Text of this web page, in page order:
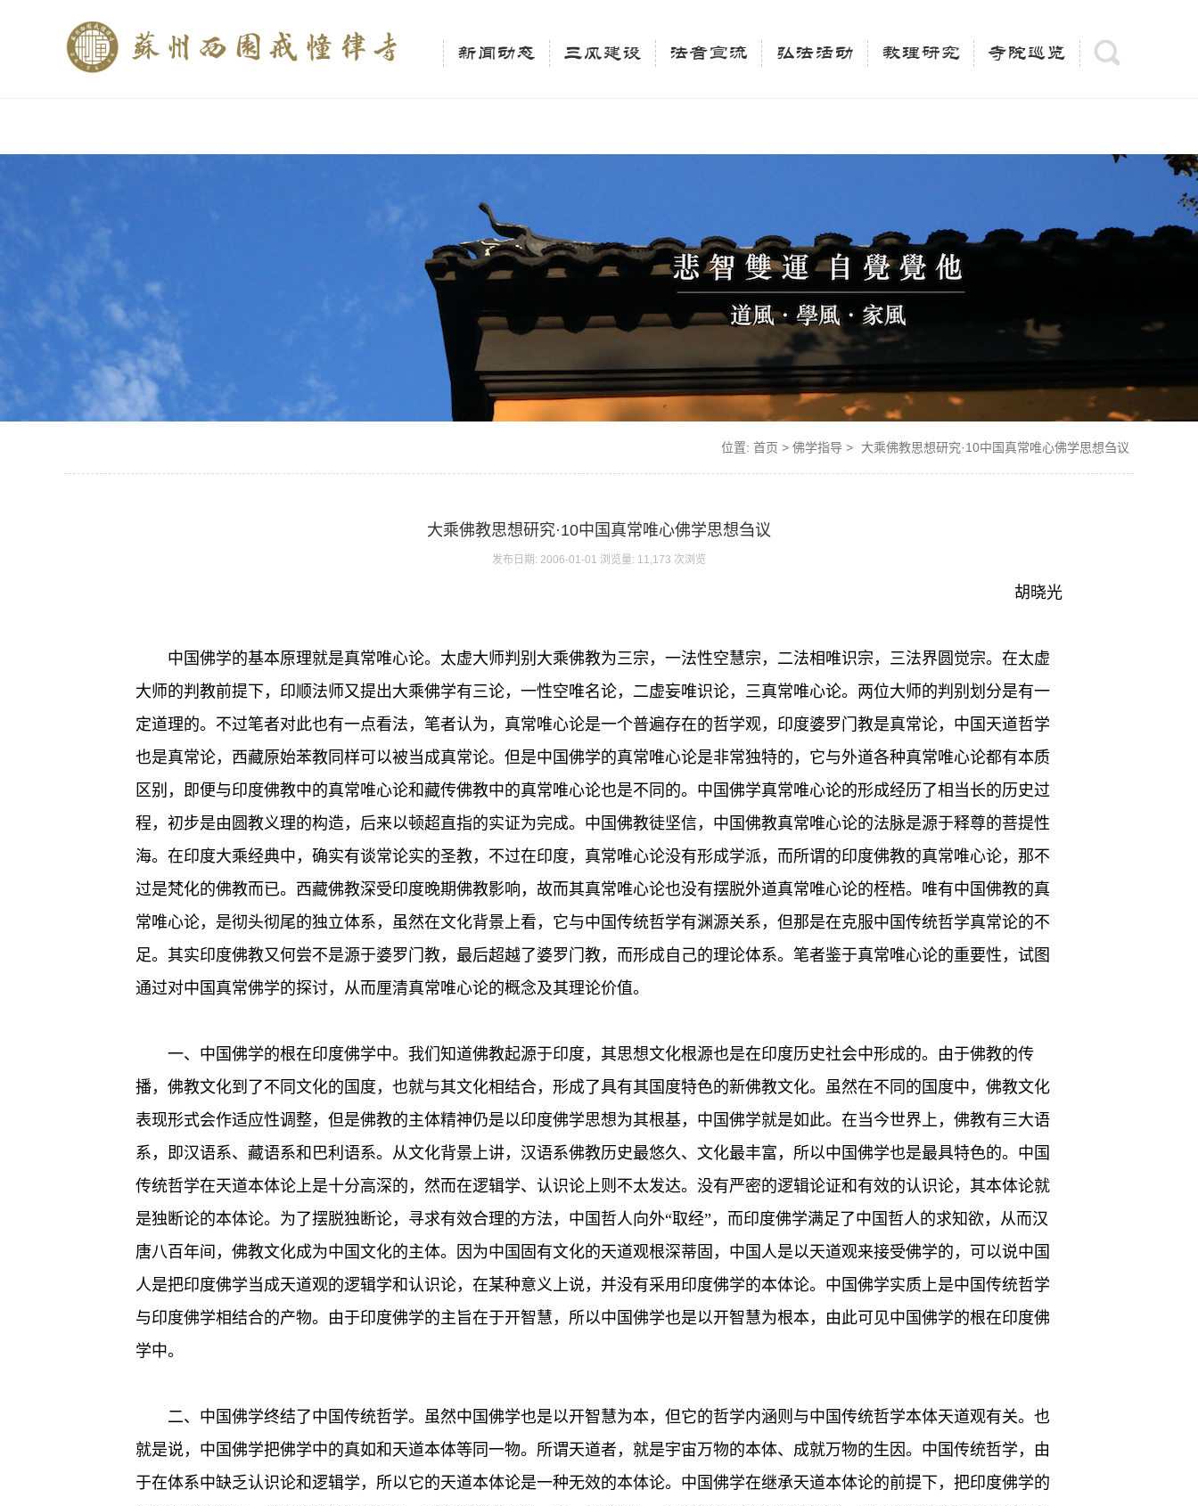
$description = category_description(); } elseif (is_tag()){ $keywords = single_tag_title('', false); $description = tag_description(); } $keywords = trim(strip_tags($keywords)); $description =
trim(strip_tags($description)); ?>
新闻动态 三风建设 法音宣流 弘法活动 教理研究 寺院巡览
位置: 首页 > 佛学指导 > 大乘佛教思想研究·10中国真常唯心佛学思想刍议
大乘佛教思想研究·10中国真常唯心佛学思想刍议
发布日期: 2006-01-01 浏览量: 11,173 次浏览
胡晓光
中国佛学的基本原理就是真常唯心论。太虚大师判别大乘佛教为三宗，一法性空慧宗，二法相唯识宗，三法界圆觉宗。在太虚
大师的判教前提下，印顺法师又提出大乘佛学有三论，一性空唯名论，二虚妄唯识论，三真常唯心论。两位大师的判别划分是有一
定道理的。不过笔者对此也有一点看法，笔者认为，真常唯心论是一个普遍存在的哲学观，印度婆罗门教是真常论，中国天道哲学
也是真常论，西藏原始苯教同样可以被当成真常论。但是中国佛学的真常唯心论是非常独特的，它与外道各种真常唯心论都有本质
区别，即便与印度佛教中的真常唯心论和藏传佛教中的真常唯心论也是不同的。中国佛学真常唯心论的形成经历了相当长的历史过
程，初步是由圆教义理的构造，后来以顿超直指的实证为完成。中国佛教徒坚信，中国佛教真常唯心论的法脉是源于释尊的菩提性
海。在印度大乘经典中，确实有谈常论实的圣教，不过在印度，真常唯心论没有形成学派，而所谓的印度佛教的真常唯心论，那不
过是梵化的佛教而已。西藏佛教深受印度晚期佛教影响，故而其真常唯心论也没有摆脱外道真常唯心论的桎梏。唯有中国佛教的真
常唯心论，是彻头彻尾的独立体系，虽然在文化背景上看，它与中国传统哲学有渊源关系，但那是在克服中国传统哲学真常论的不
足。其实印度佛教又何尝不是源于婆罗门教，最后超越了婆罗门教，而形成自己的理论体系。笔者鉴于真常唯心论的重要性，试图
通过对中国真常佛学的探讨，从而厘清真常唯心论的概念及其理论价值。
一、中国佛学的根在印度佛学中。我们知道佛教起源于印度，其思想文化根源也是在印度历史社会中形成的。由于佛教的传
播，佛教文化到了不同文化的国度，也就与其文化相结合，形成了具有其国度特色的新佛教文化。虽然在不同的国度中，佛教文化
表现形式会作适应性调整，但是佛教的主体精神仍是以印度佛学思想为其根基，中国佛学就是如此。在当今世界上，佛教有三大语
系，即汉语系、藏语系和巴利语系。从文化背景上讲，汉语系佛教历史最悠久、文化最丰富，所以中国佛学也是最具特色的。中国
传统哲学在天道本体论上是十分高深的，然而在逻辑学、认识论上则不太发达。没有严密的逻辑论证和有效的认识论，其本体论就
是独断论的本体论。为了摆脱独断论，寻求有效合理的方法，中国哲人向外“取经”，而印度佛学满足了中国哲人的求知欲，从而汉
唐八百年间，佛教文化成为中国文化的主体。因为中国固有文化的天道观根深蒂固，中国人是以天道观来接受佛学的，可以说中国
人是把印度佛学当成天道观的逻辑学和认识论，在某种意义上说，并没有采用印度佛学的本体论。中国佛学实质上是中国传统哲学
与印度佛学相结合的产物。由于印度佛学的主旨在于开智慧，所以中国佛学也是以开智慧为根本，由此可见中国佛学的根在印度佛
学中。
二、中国佛学终结了中国传统哲学。虽然中国佛学也是以开智慧为本，但它的哲学内涵则与中国传统哲学本体天道观有关。也
就是说，中国佛学把佛学中的真如和天道本体等同一物。所谓天道者，就是宇宙万物的本体、成就万物的生因。中国传统哲学，由
于在体系中缺乏认识论和逻辑学，所以它的天道本体论是一种无效的本体论。中国佛学在继承天道本体论的前提下，把印度佛学的